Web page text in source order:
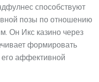
способствуют
позы по отношению
Он Икс казино через
формировать
аффективной